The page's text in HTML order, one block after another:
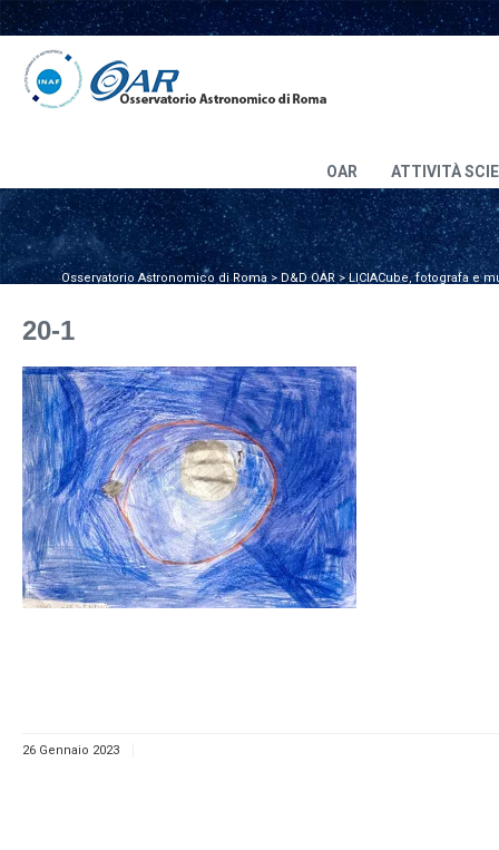
OAR ATTIVITÀ
Osservatorio Astronomico di Roma>D&D OAR>LICIACube, fotografa e
20-1
26 Gennaio 2023